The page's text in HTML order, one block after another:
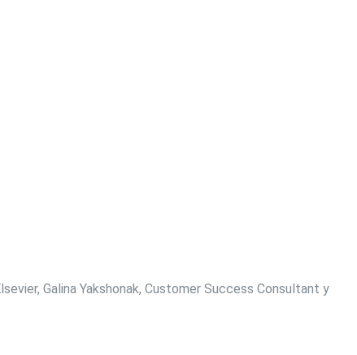
Galina Yakshonak, Customer Success Consultant y